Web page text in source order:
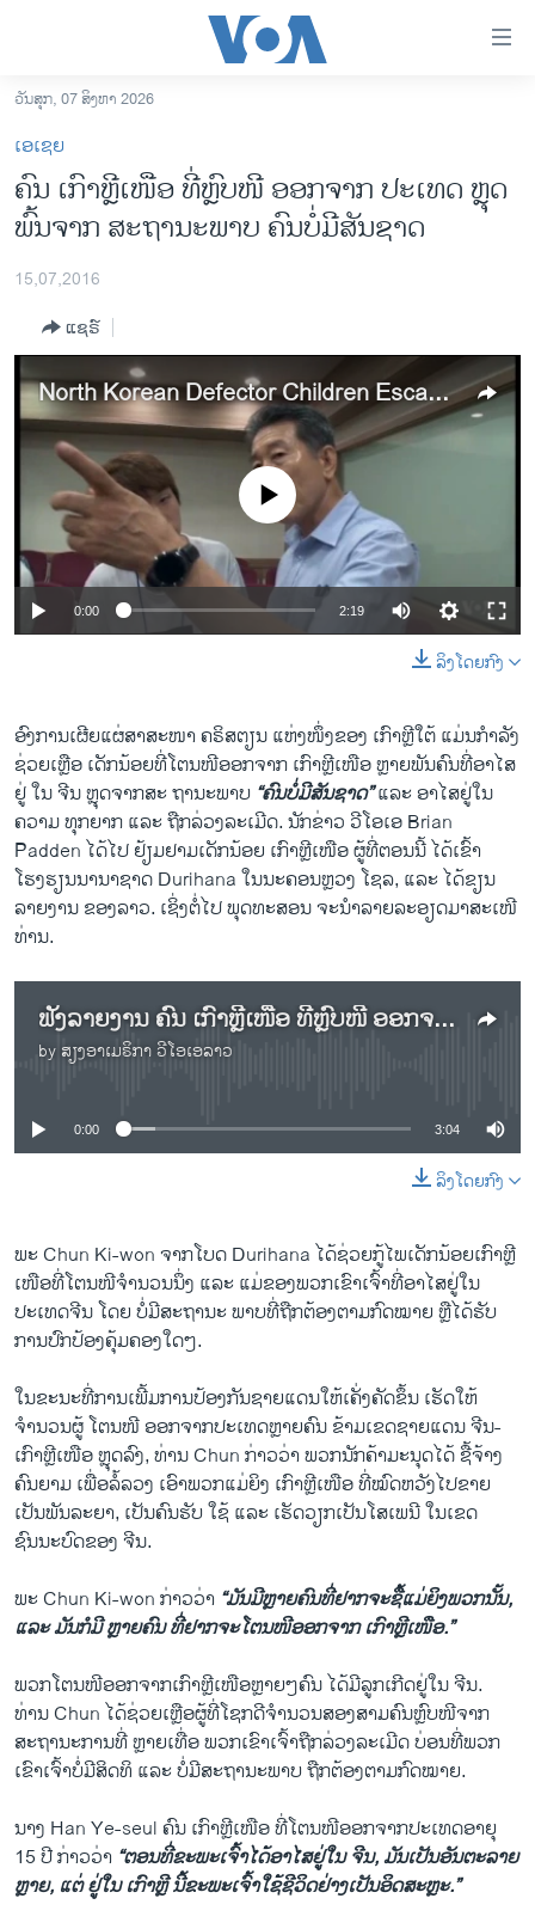
ເຂົ້າ
ຫາ
ຂ້າມ
ຂ້າມ
ຂ້າມ
ຫາ
ລາວ
ອາເມຣິກາ
ຂ່າວ​ຈີນ
ໂລກ
ເອເຊຍ
ອິດສະຫຼະພາບດ້ານການຂ່າວ
ຊີວິດຊາວລາວ
ຊຸມຊົນຊາວລາວ
ວິທະຍາສາດ-ເທັກໂນໂລຈີ
ທຸລະກິດ
ພາສາອັງກິດ
ສຽງ
ລາຍການກະຈາຍສຽງ
ລາຍງານ
ຕິດຕາມພວກເຮົາ ທີ່
ພາສາຕ່າງໆ
ວັນສຸກ, 07 ສິງຫາ 2026
ເອເຊຍ
ຄົນ ເກົາຫຼີເໜືອ ທີ່ຫຼົບໜີ ອອກຈາກ ປະເທດ ຫຼຸດ
ພົ້ນຈາກ ສະຖານະພາບ ຄົນບໍ່ມີສັນຊາດ
15,07,2016
ແຊຣ໌
North Korean Defector Children Escape 'Stateless' Status
No media source currently available
0:00 2:19
ລິງໂດຍກົງ
ອົງການເຜີຍແຜ່ສາສະໜາ ຄຣິສຕຽນ ແຫ່ງໜຶ່ງຂອງ ເກົາຫຼີໃຕ້ ແມ່ນກຳລັງ
ຊ່ວຍເຫຼືອ ເດັກນ້ອຍທີ່​ໂຕນໜີອອກຈາກ ເກົາຫຼີເໜືອ ຫຼາຍພັນຄົນທີ່ອາໄສ
ຢູ່ ໃນ ຈີນ ຫຼຸດຈາກສະ ຖານະພາບ “ຄົນບໍ່ມີສັນຊາດ”ແລະ ອາໄສຢູ່ໃນ
ຄວາມ ທຸກຍາກ ແລະ ຖືກລ່ວງລະເມີດ. ນັກຂ່າວ ວີໂອເອ Brian
Padden ໄດ້ໄປ ຢ້ຽມຢາມເດັກນ້ອຍ ເກົາຫຼີເໜືອ ຜູ້ທີ່ຕອນນີ້ ໄດ້ເຂົ້າ
ໂຮງຮຽນນານາຊາດ Durihana ໃນນະຄອນຫຼວງ ໂຊລ, ແລະ ໄດ້ຂຽນ
ລາຍງານ ຂອງລາວ. ເຊິ່ງຕໍ່ໄປ ພຸດທະສອນ ຈະນຳລາຍລະອຽດມາສະເໜີ
ທ່ານ.
ຟັງລາຍງານ ຄົນ ເກົາຫຼີເໜືອ ທີ່ຫຼົບໜີ ອອກຈາກ ປະເທດ ຫຼຸດພົ້ນຈາກ ສະຖານະພາບ ຄົນບໍ່ມີສັນຊາດ
by ສຽງອາເມຣິກາ ວີໂອເອລາວ
No media source currently available
0:00 3:04
ລິງໂດຍກົງ
ພະ Chun Ki-won ຈາກໂບດ Durihana ໄດ້ຊ່ວຍກູ້ໄພເດັກນ້ອຍເກົາຫຼີ
ເໜືອທີ່​ໂຕນ​ໜີຈຳນວນ​ນຶ່ງ ແລະ ແມ່ຂອງພວກເຂົາເຈົ້າທີ່ອາໄສຢູ່ໃນ
ປະເທດຈີນ ໂດຍ ບໍ່ມີສະຖານະ ພາບທີ່ຖືກຕ້ອງຕາມກົດໝາຍ ຫຼື​ໄດ້​ຮັບ
ການປົກປ້ອງຄຸ້ມ​ຄອງ​ໃດໆ.
ໃນຂະນະທີ່ການ​ເພີ້ມການປ້ອງກັນຊາຍແດນ​ໃຫ້ເຄັ່ງຄັດຂຶ້ນ ​ເຮັດ​ໃຫ້​
ຈຳນວນຜູ້ ​ໂ​ຕນໜີ ອອກຈາກປະເທດຫຼາຍຄົນ ຂ້າມເຂດຊາຍແດນ ຈີນ-
ເກົາຫຼີເໜືອ ຫຼຸດ​ລົງ, ທ່ານ ​Chun ກ່າວວ່າ ພວກນັກຄ້າມະນຸດໄດ້ ຊື້ຈ້າງ
ຄົນຍາມ ເພື່ອລໍ້ລວງ ເອົາພວກແມ່ຍິງ ເກົາຫຼີເໜືອ ທີ່ໝົດຫວັງ​ໄປ​ຂາຍ​
ເປັນພັນລະຍາ, ເປັນຄົນຮັບ ໃຊ້ ແລະ ເຮັດວຽກເປັນໂສເພນີ ໃນເຂດ
ຊົນນະບົດຂອງ ຈີນ.
ພະ Chun Ki-won ກ່າວວ່າ “ມັນມີຫຼາຍຄົນທີ່ຢາກຈະຊື້ແມ່ຍິງພວກນັ້ນ,
ແລະ ມັນກໍມີ ຫຼາຍຄົນ ທີ່ຢາກຈະ​ໂຕນ​ໜີອອກຈາກ ເກົາຫຼີເໜືອ.”
ພວກ​ໂຕນໜີອອກຈາກ​ເກົາຫຼີ​ເໜືອ​ຫຼາຍໆ​ຄົນ ໄດ້ມີລູກເກີດຢູ່ໃນ ຈີນ.
ທ່ານ Chun ໄດ້ຊ່ວຍເຫຼືອຜູ້ທີ່ໂຊກດີຈຳນວນສອງສາມຄົນຫຼົບໜີຈາກ
ສະຖານະການທີ່ ຫຼາຍເທື່ອ ພວກເຂົາເຈົ້າຖືກລ່ວງລະເມີດ ບ່ອນທີ່ພວກ
ເຂົາເຈົ້າບໍ່ມີສິດທິ ແລະ ບໍ່ມີສະຖານະພາບ ຖືກຕ້ອງຕາມກົດໝາຍ.
ນາງ Han Ye-seul ຄົນ ເກົາຫຼີເໜືອ ທີ່​ໂຕນໜີອອກຈາກປະເທດອາຍຸ
15 ປີ ກ່າວວ່າ “ຕອນທີ່ຂະພະເຈົ້າໄດ້ອາໄສຢູ່ໃນ ຈີນ, ມັນ​ເປັນອັນຕະລາຍ
ຫຼາຍ, ແຕ່ ຢູ່ໃນ ເກົາຫຼີ ນີ້ຂະພະເຈົ້າໃຊ້ຊີວິດຢ່າງເປັນອິດສະຫຼະ.”